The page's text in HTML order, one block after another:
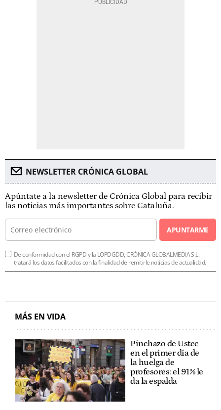
NEWSLETTER CRÓNICA GLOBAL
Apúntate a la newsletter de Crónica Global para recibir
las noticias más importantes sobre Cataluña.
APUNTARME
De conformidad con el RGPD y la LOPDGDD, CRÓNICA GLOBALMEDIA S.L.
tratará los datos facilitados con la finalidad de remitirle noticias de actualidad.
MÁS EN VIDA
Pinchazo de Ustec
en el primer día de
la huelga de
profesores: el 91% le
da la espalda